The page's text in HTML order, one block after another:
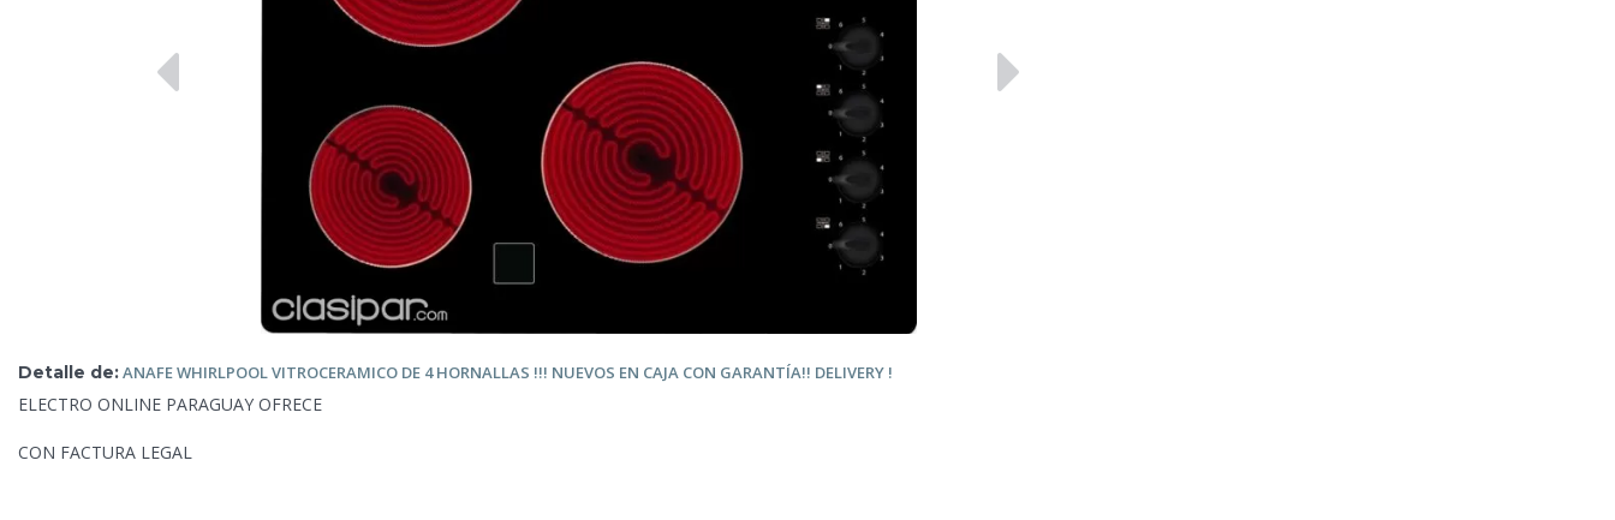
Detalle de:ANAFE WHIRLPOOL VITROCERAMICO DE 4 HORNALLAS !!! NUEVOS EN CAJA CON GARANTÍA!! DELIVERY !
ELECTRO ONLINE PARAGUAY OFRECE
CON FACTURA LEGAL